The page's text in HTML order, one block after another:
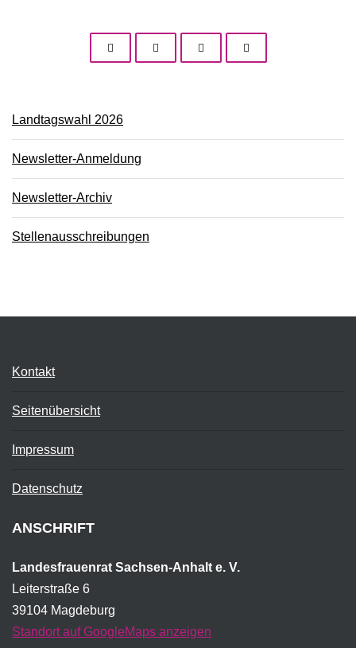
Landtagswahl 2026
Newsletter-Anmeldung
Newsletter-Archiv
Stellenausschreibungen
Kontakt
Seitenübersicht
Impressum
Datenschutz
ANSCHRIFT
Landesfrauenrat Sachsen-Anhalt e. V.
Leiterstraße 6
39104 Magdeburg
Standort auf GoogleMaps anzeigen